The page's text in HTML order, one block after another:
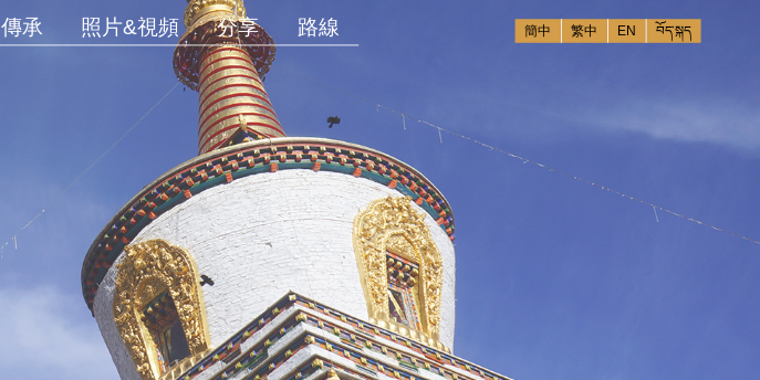
簡中 繁中 EN བོད་སྐད
傳承 照片&視頻 分享 路線